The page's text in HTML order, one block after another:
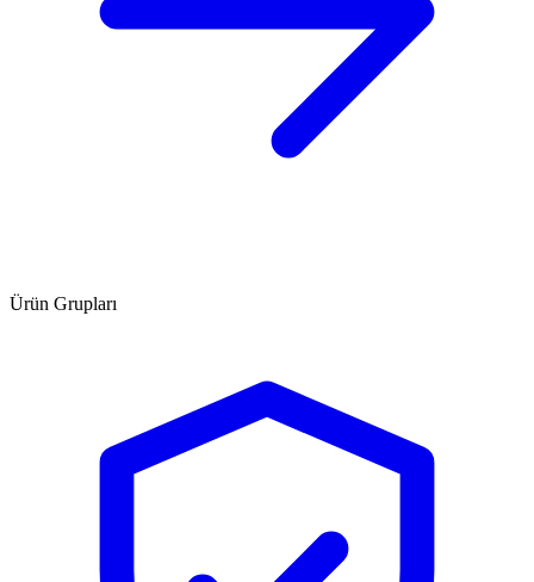
Ürün Grupları